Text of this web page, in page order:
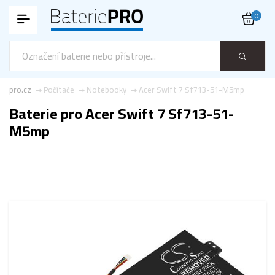
0
Acer Swift 7 Sf713-51-M5mp
Notebooky
Počítače
pro.cz
Baterie pro Acer Swift 7 Sf713-51-
M5mp